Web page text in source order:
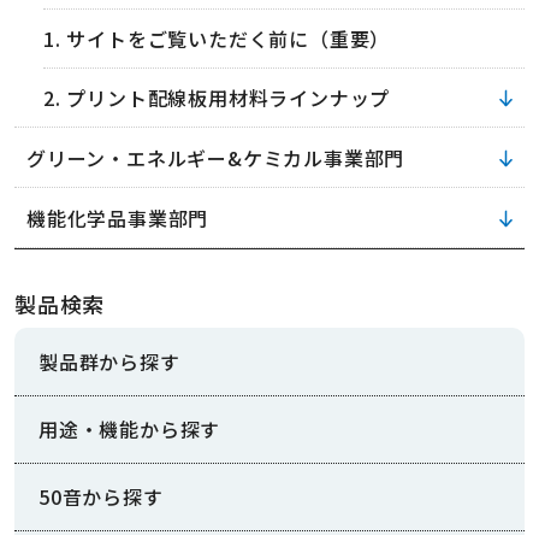
1. サイトをご覧いただく前に（重要）
2. プリント配線板用材料ラインナップ
グリーン・エネルギー&ケミカル事業部門
機能化学品事業部門
製品検索
製品群から探す
用途・機能から探す
50音から探す